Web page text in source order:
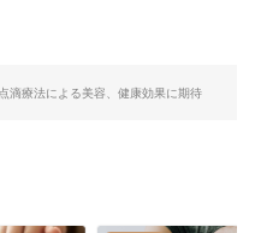
滴療法による美容、健康効果に期待